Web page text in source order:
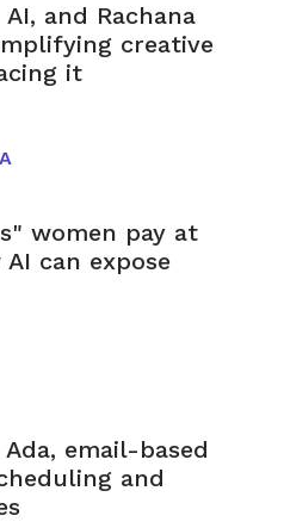
and Rachana
creative
it
women pay at
can expose
email-based
and